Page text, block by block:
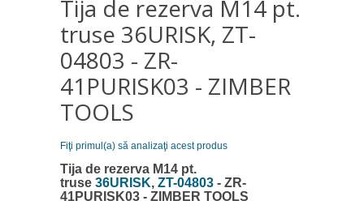
Tija de rezerva M14 pt.
truse 36URISK, ZT-
04803 - ZR-
41PURISK03 - ZIMBER
TOOLS
Fiţi primul(a) să analizaţi acest produs
Tija de rezerva M14 pt.
truse 36URISK, ZT-04803- ZR-
41PURISK03 - ZIMBER TOOLS